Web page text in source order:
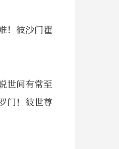
！彼沙门瞿
世间有常至
门！彼世尊